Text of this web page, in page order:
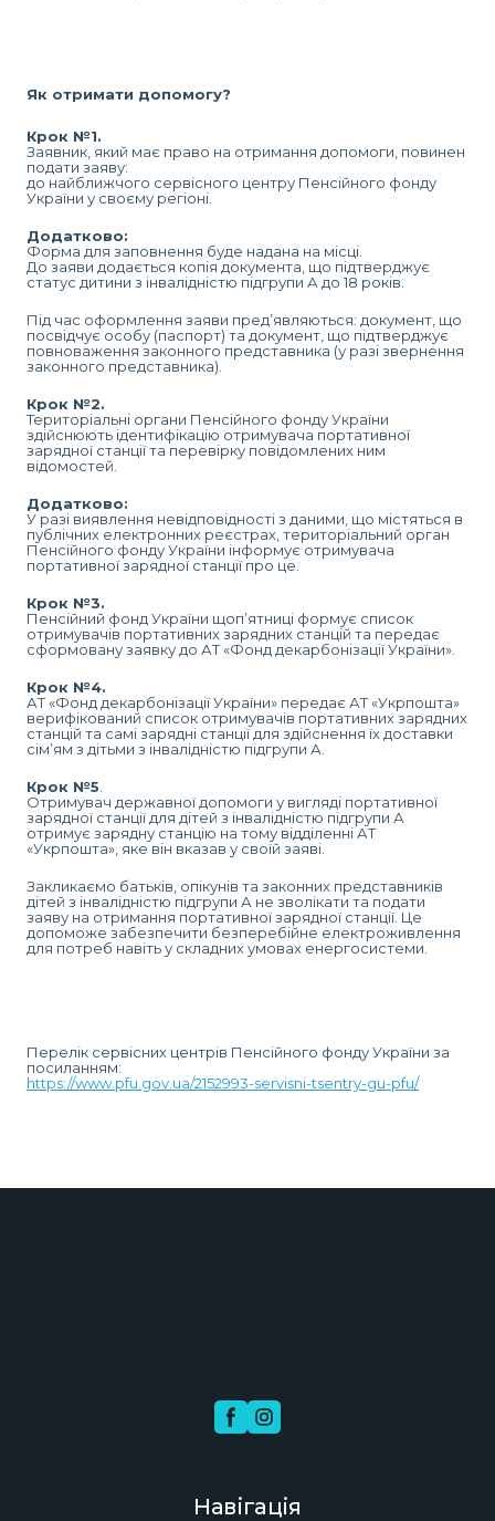
Як отримати допомогу?
Крок №1️.
Заявник, який має право на отримання допомоги, повинен
подати заяву:
до найближчого сервісного центру Пенсійного фонду
України у своєму регіоні.
Додатково:
Форма для заповнення буде надана на місці.
До заяви додається копія документа, що підтверджує
статус дитини з інвалідністю підгрупи А до 18 років.
Під час оформлення заяви пред’являються: документ, що
посвідчує особу (паспорт) та документ, що підтверджує
повноваження законного представника (у разі звернення
законного представника).
Крок №2️.
Територіальні органи Пенсійного фонду України
здійснюють ідентифікацію отримувача портативної
зарядної станції та перевірку повідомлених ним
відомостей.
Додатково:
У разі виявлення невідповідності з даними, що містяться в
публічних електронних реєстрах, територіальний орган
Пенсійного фонду України інформує отримувача
портативної зарядної станції про це.
Крок №3️.
Пенсійний фонд України щоп’ятниці формує список
отримувачів портативних зарядних станцій та передає
сформовану заявку до АТ «Фонд декарбонізації України».
Крок №4.
АТ «Фонд декарбонізації України» передає АТ «Укрпошта»
верифікований список отримувачів портативних зарядних
станцій та самі зарядні станції для здійснення їх доставки
сім’ям з дітьми з інвалідністю підгрупи А.
Крок №5
Отримувач державної допомоги у вигляді портативної
зарядної станції для дітей з інвалідністю підгрупи А
отримує зарядну станцію на тому відділенні АТ
«Укрпошта», яке він вказав у своїй заяві.
Закликаємо батьків, опікунів та законних представників
дітей з інвалідністю підгрупи А не зволікати та подати
заяву на отримання портативної зарядної станції. Це
допоможе забезпечити безперебійне електроживлення
для потреб навіть у складних умовах енергосистеми.
Перелік сервісних центрів Пенсійного фонду України за
посиланням:
https://www.pfu.gov.ua/2152993-servisni-tsentry-gu-pfu/
Навігація